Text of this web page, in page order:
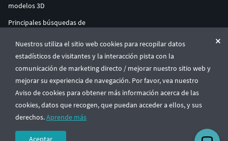
Nuestros utiliza el sitio web cookies para recopilar datos
estadísticos de visitantes y la interacción pista con la
comunicación de marketing directo / mejorar nuestro sitio web y
mejorar su experiencia de navegación. Por favor, vea nuestro
Aviso de cookies para obtener más información acerca de las
cookies, datos que recogen, que puedan acceder a ellos, y sus
derechos.Aprende más
Aceptar
modelos 3D
Principales búsquedas de
ENTERPRISE 3D AT SCALE
© CGTrader 2011-2026
UAB CGTrader, Antakalnio st. 17, Vilnius, Lithuania
Términos y condicionesPolítica de privacidad🇪🇸 Español